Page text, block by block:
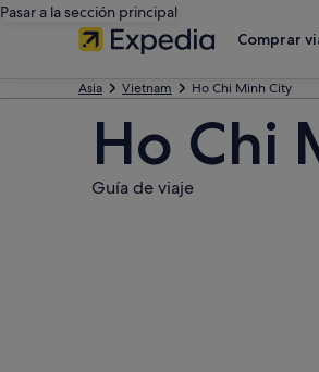
Pasar a la sección principal
Comprar
Asia Vietnam Ho Chi Minh City
Ho Chi
Guía de viaje